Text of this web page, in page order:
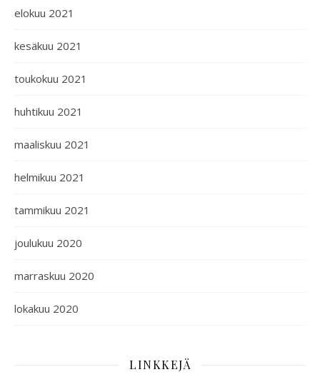
elokuu 2021
kesäkuu 2021
toukokuu 2021
huhtikuu 2021
maaliskuu 2021
helmikuu 2021
tammikuu 2021
joulukuu 2020
marraskuu 2020
lokakuu 2020
LINKKEJÄ